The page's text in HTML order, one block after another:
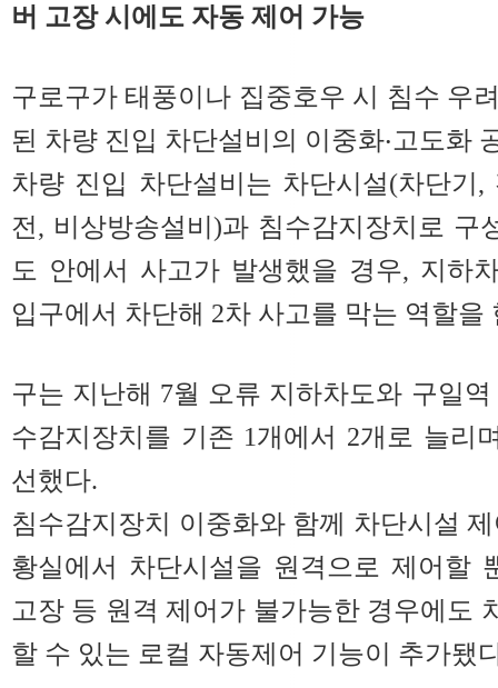
버 고장 시에도 자동 제어 가능
구로구가 태풍이나 집중호우 시 침수 우
된 차량 진입 차단설비의 이중화‧고도화
차량 진입 차단설비는 차단시설(차단기
전, 비상방송설비)과 침수감지장치로 구
도 안에서 사고가 발생했을 경우, 지하
입구에서 차단해 2차 사고를 막는 역할을
구는 지난해 7월 오류 지하차도와 구일
수감지장치를 기존 1개에서 2개로 늘리
선했다.
침수감지장치 이중화와 함께 차단시설
황실에서 차단시설을 원격으로 제어할
고장 등 원격 제어가 불가능한 경우에도
할 수 있는 로컬 자동제어 기능이 추가됐